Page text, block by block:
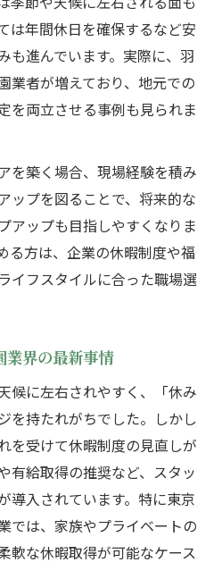
は年間休日を確保するなど安
も進んでいます。実際に、羽
業者が増えており、地元での
を両立させる事例も見られま
を築く場合、現場経験を積み
ップを図ることで、将来的な
アップも目指しやすくなりま
る方は、企業の休暇制度や福
イフスタイルに合った職場選
業界の最新事情
候に左右されやすく、「休み
を持たれがちでした。しかし
を受けて休暇制度の見直しが
有給取得の推奨など、スタッ
導入されています。特に東京
では、家族やプライベートの
軟な休暇取得が可能なケース